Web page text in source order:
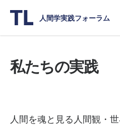
人間学実践フォーラム
私たちの実践
人間を魂と見る人間観・